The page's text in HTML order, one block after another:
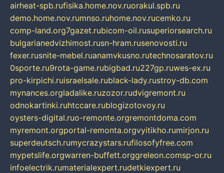
airheat-spb.rufisika.home.nov.ruorakul.spb.ru
demo.home.nov.rumnso.ruhome.nov.rucemko.ru
comp-land.org7gazet.rubicom-oil.rusuperiorsearch.ru
bulgarianedvizhimost.rusn-hram.rusenovosti.ru
fexer.rusnite-mebel.ruanamvkusno.rutechnosaratov.ru
0sporte.ru9rota-game.rubigbad.ru227gp.ruwes-ex.ru
pro-kirpichi.ruisraelsale.rublack-lady.rustroy-db.com
mynances.orgladalike.ruzozor.rudvigremont.ru
odnokartinki.ruhtccare.rublogizotovoy.ru
oysters-digital.ruo-remonte.orgremontdoma.com
myremont.orgportal-remonta.orgvyitikho.rumirjon.ru
superdeutsch.rumycrazystars.rufilosofyfree.com
mypetslife.orgwarren-buffett.orggreleon.comsp-or.ru
infoelectrik.rumaterialexpert.rudetkiexpert.ru